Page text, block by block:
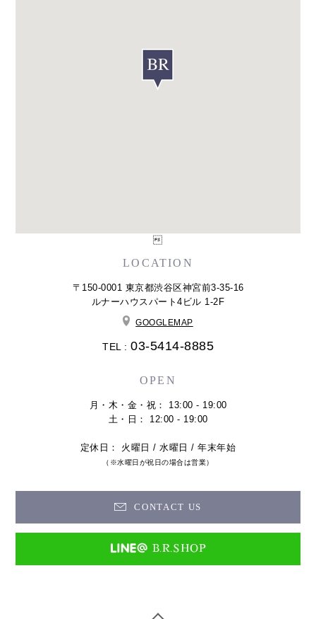
LOCATION
〒150-0001 東京都渋谷区神宮前3-35-16
ルナーハウスパート4ビル 1-2F
GOOGLEMAP
TEL : 03-5414-8885
OPEN
月・木・金・祝： 13:00 - 19:00
土・日： 12:00 - 19:00
定休日： 火曜日 / 水曜日 / 年末年始
（※水曜日が祝日の場合は営業）
CONTACT US